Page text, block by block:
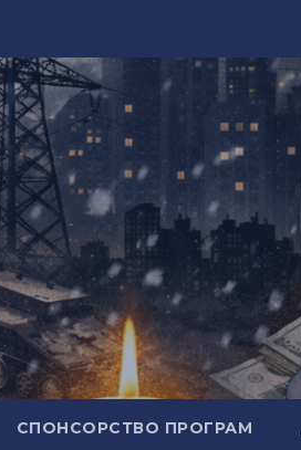
СПОНСОРСТВО ПРОГРАМ